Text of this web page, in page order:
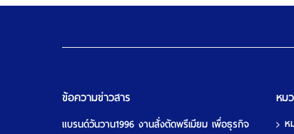
ข้อความข่าวสาร
แบรนด์วันวาน1996 งานสั่งตัดพรีเมียม เพื่อธุรกิจ
หม
ห